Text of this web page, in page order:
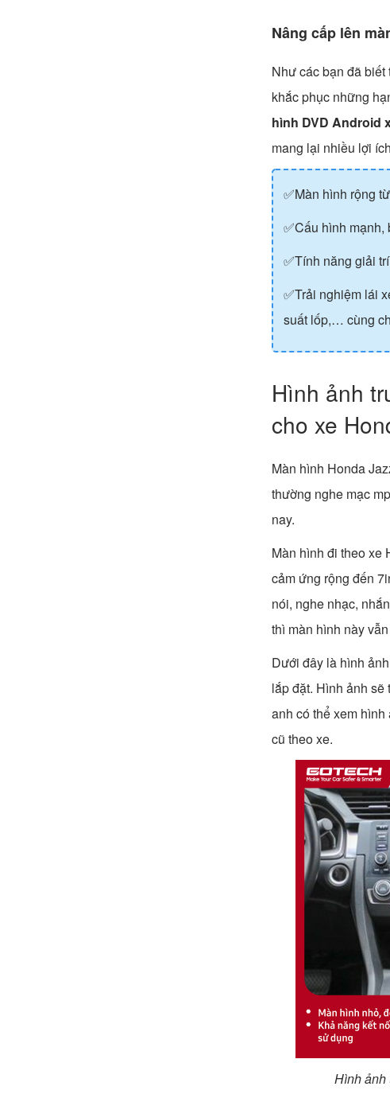
Nâng cấp lên
Như các bạn đã
khắc phục những
hình DVD Android
mang lại nhiều lợi
✅Màn hình rộng
✅Cấu hình
✅Tính năng giải
✅Trải nghiệm lái
suất lốp,… cùng
Hình ảnh
cho xe
Màn hình Honda
thường nghe mạc
nay.
Màn hình đi theo xe
cảm ứng rộng đến
nói, nghe nhạc,
thì màn hình này
Dưới đây là hình
lắp đặt. Hình ảnh
anh có thể xem
cũ theo xe.
Hình ảnh